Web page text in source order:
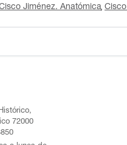
Jiménez. Anatómica
72000